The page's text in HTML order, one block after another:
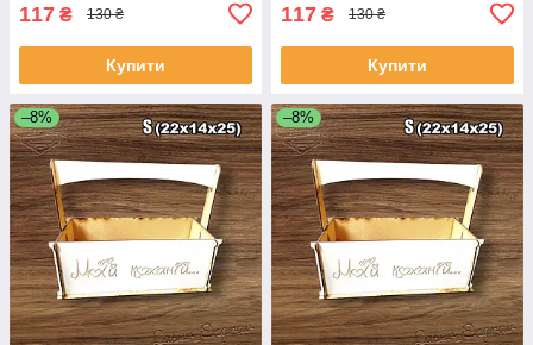
117 ₴ 130 ₴
Купити
117 ₴ 130 ₴
Купити
–8% –8%